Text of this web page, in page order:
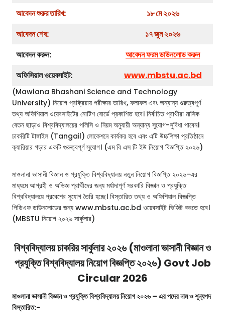
আবেদন শুরুর তারিখ:
১৮ মে ২০২৬
আবেদন শেষ:
১৭ জুন ২০২৬
আবেদন করুন:
আবেদন ফরম ডাউনলোড করুন
অফিসিয়াল ওয়েবসাইট:
www.mbstu.ac.bd
(Mawlana Bhashani Science and Technology
University) নিয়োগ প্রক্রিয়ায় পরীক্ষার তারিখ, ফলাফল এবং অন্যান্য গুরুত্বপূর্ণ
তথ্য অফিশিয়াল ওয়েবসাইটের নোটিশ বোর্ডে প্রকাশিত হবে। নির্বাচিত প্রার্থীরা মাসিক
বেতন ছাড়াও বিশ্ববিদ্যালয়ের পলিসি ও নিয়ম অনুযায়ী অন্যান্য সুযোগ-সুবিধা পাবেন।
চাকরিটি টাঙ্গাইল (Tangail) লোকেশনে কার্যকর হবে এবং এটি উচ্চশিক্ষা প্রতিষ্ঠানে
ক্যারিয়ার গড়ার একটি গুরুত্বপূর্ণ সুযোগ। (এম বি এস টি ইউ নিয়োগ বিজ্ঞপ্তি ২০২৬)
মাওলানা ভাসানী বিজ্ঞান ও প্রযুক্তি বিশ্ববিদ্যালয় নতুন নিয়োগ বিজ্ঞপ্তি ২০২৬-এর
মাধ্যমে আগ্রহী ও অভিজ্ঞ প্রার্থীদের জন্য মর্যাদাপূর্ণ সরকারি বিজ্ঞান ও প্রযুক্তি
বিশ্ববিদ্যালয়ে প্রবেশের সুযোগ তৈরি হচ্ছে। বিস্তারিত তথ্য ও অফিশিয়াল বিজ্ঞপ্তি
পিডিএফ ডাউনলোডের জন্য www.mbstu.ac.bd ওয়েবসাইট ভিজিট করতে হবে।
(MBSTU নিয়োগ ২০২৬ সার্কুলার)
বিশ্ববিদ্যালয় চাকরির সার্কুলার ২০২৬ (মাওলানা ভাসানী বিজ্ঞান ও
প্রযুক্তি বিশ্ববিদ্যালয় নিয়োগ বিজ্ঞপ্তি ২০২৬) Govt Job
Circular 2026
মাওলানা ভাসানী বিজ্ঞান ও প্রযুক্তি বিশ্ববিদ্যালয় নিয়োগ ২০২৬ – এর পদের নাম ও শূন্যপদ
বিস্তারিত:-